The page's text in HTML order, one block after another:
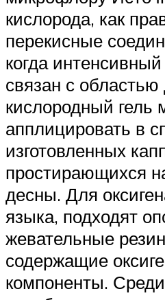
кислорода, как
перекисные
когда
связан с областью
кислородный гель
апплицировать в
изготовленных
простирающихся
десны. Для
языка, подходят
жевательные
содержащие
компоненты.